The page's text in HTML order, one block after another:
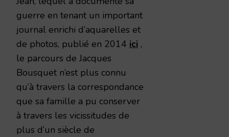
guerre en tenant un important
journal enrichi d’aquarelles et
de photos, publié en 2014 ici ,
le parcours de Jacques
Bousquet n’est plus connu
qu’à travers la correspondance
que sa famille a pu conserver
à travers les vicissitudes de
plus d’un siècle de